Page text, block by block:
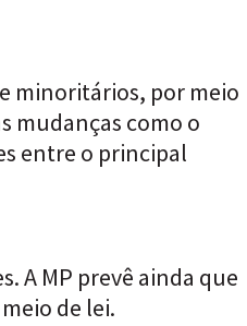
minoritários, por meio
mudanças como o
entre o principal
A MP prevê ainda que
de lei.